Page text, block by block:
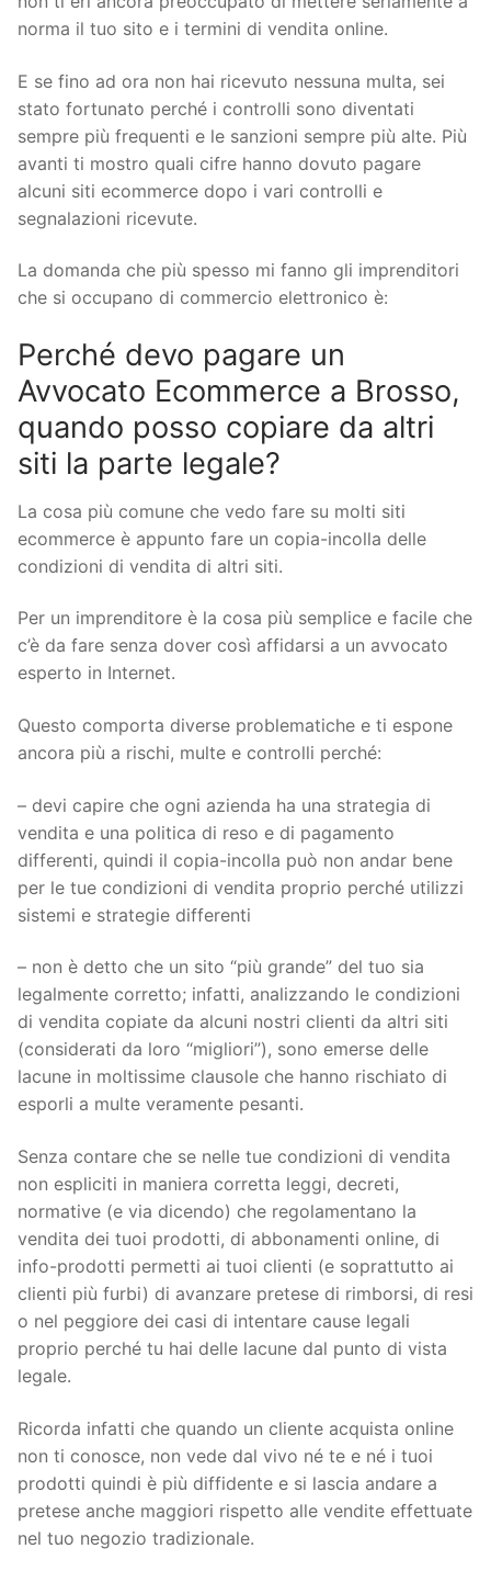
norma il tuo sito e i termini di vendita online.
E se fino ad ora non hai ricevuto nessuna multa, sei
stato fortunato perché i controlli sono diventati
sempre più frequenti e le sanzioni sempre più alte. Più
avanti ti mostro quali cifre hanno dovuto pagare
alcuni siti ecommerce dopo i vari controlli e
segnalazioni ricevute.
La domanda che più spesso mi fanno gli imprenditori
che si occupano di commercio elettronico è:
Perché devo pagare un
Avvocato Ecommerce a Brosso,
quando posso copiare da altri
siti la parte legale?
La cosa più comune che vedo fare su molti siti
ecommerce è appunto fare un copia-incolla delle
condizioni di vendita di altri siti.
Per un imprenditore è la cosa più semplice e facile che
c’è da fare senza dover così affidarsi a un avvocato
esperto in Internet.
Questo comporta diverse problematiche e ti espone
ancora più a rischi, multe e controlli perché:
– devi capire che ogni azienda ha una strategia di
vendita e una politica di reso e di pagamento
differenti, quindi il copia-incolla può non andar bene
per le tue condizioni di vendita proprio perché utilizzi
sistemi e strategie differenti
– non è detto che un sito “più grande” del tuo sia
legalmente corretto; infatti, analizzando le condizioni
di vendita copiate da alcuni nostri clienti da altri siti
(considerati da loro “migliori”), sono emerse delle
lacune in moltissime clausole che hanno rischiato di
esporli a multe veramente pesanti.
Senza contare che se nelle tue condizioni di vendita
non espliciti in maniera corretta leggi, decreti,
normative (e via dicendo) che regolamentano la
vendita dei tuoi prodotti, di abbonamenti online, di
info-prodotti permetti ai tuoi clienti (e soprattutto ai
clienti più furbi) di avanzare pretese di rimborsi, di resi
o nel peggiore dei casi di intentare cause legali
proprio perché tu hai delle lacune dal punto di vista
legale.
Ricorda infatti che quando un cliente acquista online
non ti conosce, non vede dal vivo né te e né i tuoi
prodotti quindi è più diffidente e si lascia andare a
pretese anche maggiori rispetto alle vendite effettuate
nel tuo negozio tradizionale.